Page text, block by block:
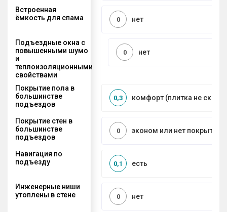
Встроенная
ёмкость для спама
нет
0
Подъездные окна с
повышенными шумо
и
теплоизоляционными
свойствами
нет
0
Покрытие пола в
большинстве
подъездов
комфорт (плитка не
0,3
Покрытие стен в
большинстве
подъездов
эконом или нет покрытия
0
Навигация по
подъезду
есть
0,1
Инженерные ниши
утоплены в стене
нет
0